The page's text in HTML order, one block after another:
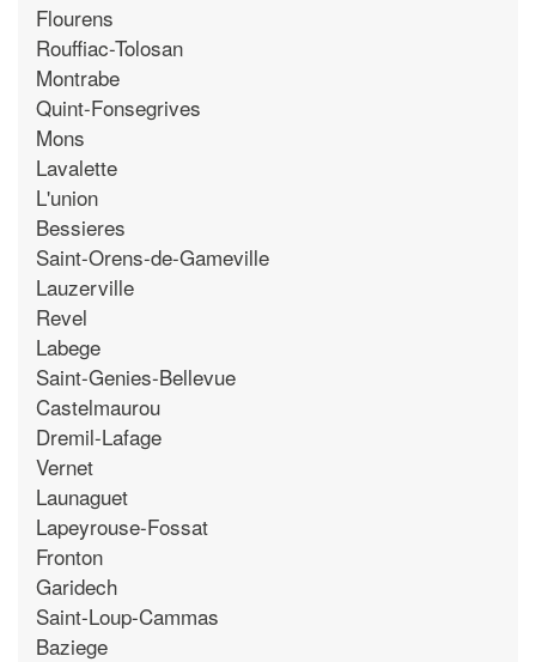
Flourens
Rouffiac-Tolosan
Montrabe
Quint-Fonsegrives
Mons
Lavalette
L'union
Bessieres
Saint-Orens-de-Gameville
Lauzerville
Revel
Labege
Saint-Genies-Bellevue
Castelmaurou
Dremil-Lafage
Vernet
Launaguet
Lapeyrouse-Fossat
Fronton
Garidech
Saint-Loup-Cammas
Baziege